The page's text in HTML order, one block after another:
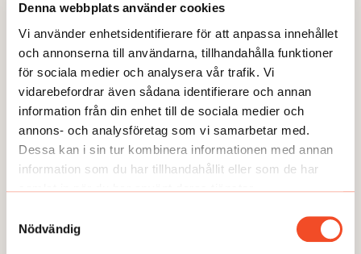
Denna webbplats använder cookies
Vi använder enhetsidentifierare för att anpassa innehållet
och annonserna till användarna, tillhandahålla funktioner
för sociala medier och analysera vår trafik. Vi
vidarebefordrar även sådana identifierare och annan
information från din enhet till de sociala medier och
annons- och analysföretag som vi samarbetar med.
Dessa kan i sin tur kombinera informationen med annan
information som du har tillhandahållit eller som de har
samlat in när du har använt deras tjänster.
Nödvändig
Arbetet återupptas på SSAB